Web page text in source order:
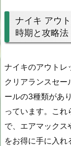
ナイキ アウ
時期と攻略法
ナイキのアウトレ
クリアランスセ
ールの3種類があ
っています。これ
で、エアマックス
をお得に手に入